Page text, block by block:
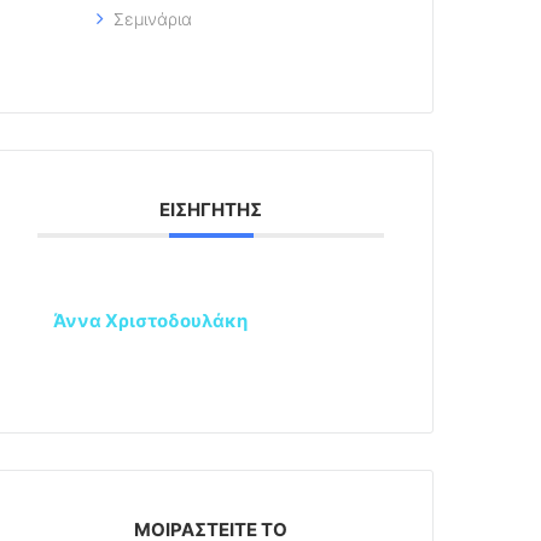
Σεμινάρια
ΕΙΣΗΓΗΤΉΣ
Άννα Χριστοδουλάκη
ΜΟΙΡΑΣΤΕΊΤΕ ΤΟ